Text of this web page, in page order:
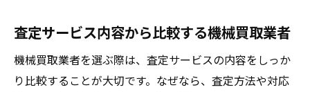
査定サービス内容から比較する機械買取業者
機械買取業者を選ぶ際は、査定サービスの内容をしっか
り比較することが大切です。なぜなら、査定方法や対応